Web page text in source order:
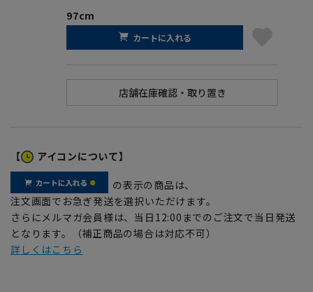
97cm
カートに入れる
【 アイコンについて】
の表示の商品は、
注文画面でお急ぎ発送を選択いただけます。
さらにメルマガ会員様は、当日12:00までのご注文で当日発送
となります。（補正商品の場合は対応不可）
詳しくはこちら